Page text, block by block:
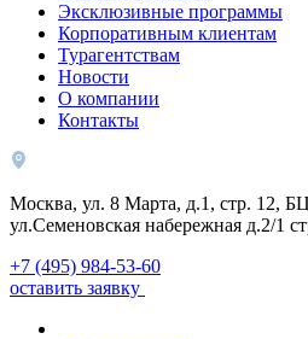
Эксклюзивные программы
Корпоративным клиентам
Турагентствам
Новости
О компании
Контакты
Москва, ул. 8 Марта, д.1, стр. 12,
ул.Семеновская набережная д.2/1
+7 (495) 984-53-60
оставить заявку